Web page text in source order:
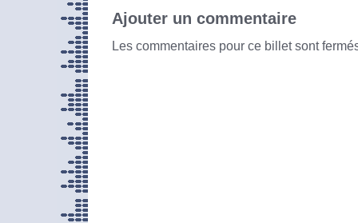
Ajouter un commentaire
Les commentaires pour ce billet sont